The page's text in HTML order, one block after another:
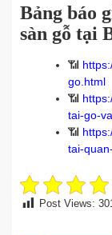
Bảng báo
sàn gỗ tại
📶
go.html
📶
tai-go-
📶
tai-
Post Views: